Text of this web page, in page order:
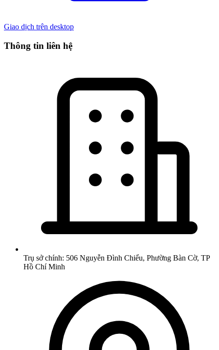
Giao dịch trên desktop
Thông tin liên hệ
Trụ sở chính: 506 Nguyễn Đình Chiểu, Phường Bàn Cờ, TP
Hồ Chí Minh